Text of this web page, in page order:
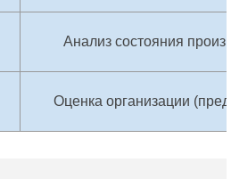
Анализ состояния
Оценка организации